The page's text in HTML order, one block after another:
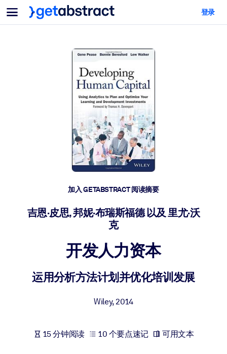
菜单
面向团队与管理者
帮助您的管理者为未来的工作时代做好准备。
让团队更轻松地共同学习、解决实际问题并更快采取行动。
技能提升与重塑
培养您的员工应对未来挑战所需的技能。
面向 LMS/LXP
果。
面向人工智能系统
面向人工智能系统
登录
加入 GETABSTRACT 阅读摘要
吉恩·皮思, 邦妮·布瑞斯福德 以及 里尤·沃
克
开发人力资本
运用分析方法计划并优化培训发展
Wiley,2014
15 分钟阅读 10 个要点速记 可用文本